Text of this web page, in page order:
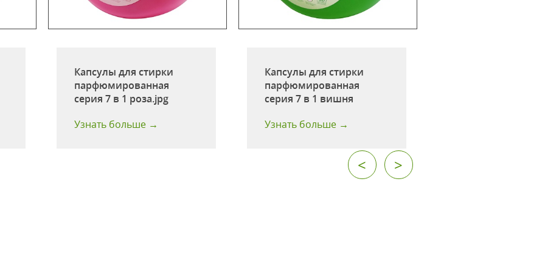
Капсулы для стирки
парфюмированная
серия 7 в 1 роза.jpg
Узнать больше →
Капсулы для стирки
парфюмированная
серия 7 в 1 вишня
Узнать больше →
< >